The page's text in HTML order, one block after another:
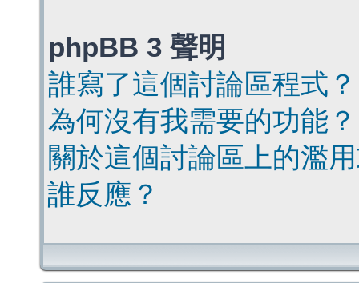
phpBB 3 聲明
誰寫了這個討論區程式？
為何沒有我需要的功能？
關於這個討論區上的濫
誰反應？